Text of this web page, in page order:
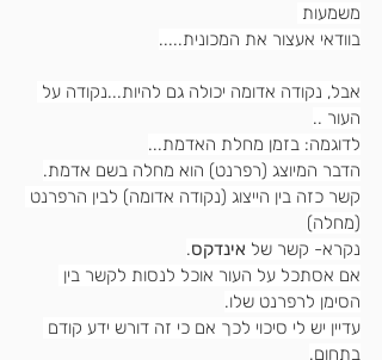
משמעות
בוודאי אעצור את המכונית.....
אבל, נקודה אדומה יכולה גם להיות...נקודה על
העור ..
לדוגמה: בזמן מחלת האדמת...
הדבר המיוצג (רפרנט) הוא מחלה בשם אדמת.
קשר כזה בין הייצוג (נקודה אדומה) לבין הרפרנט
(מחלה)
נקרא- קשר של אינדקס.
אם אסתכל על העור אוכל לנסות לקשר בין
הסימן לרפרנט שלו.
עדיין יש לי סיכוי לכך אם כי זה דורש ידע קודם
בתחום.